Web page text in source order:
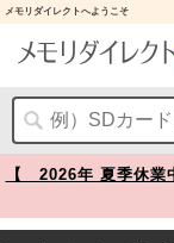
メモリダイレクトへようこそ
富士通 ESPRIMOシリーズ ESPRIMO
【 2026年 夏季休業